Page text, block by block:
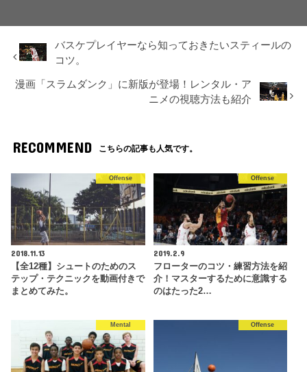
バスケプレイヤーなら知っておきたいスティールの
コツ。
漫画「スラムダンク」に新版が登場！レンタル・ア
ニメの視聴方法も紹介
RECOMMEND こちらの記事も人気です。
Offense
2018.11.13
【全12種】シュートのためのス
テップ・テクニックを動画付きで
まとめてみた。
Offense
2019.2.9
フローターのコツ・練習方法を紹
介！マスターするために意識する
のはたった2…
Mental Offense